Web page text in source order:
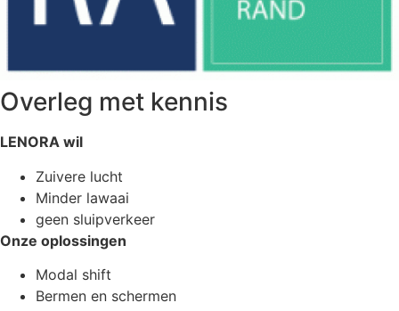
Overleg met kennis
LENORA wil
Zuivere lucht
Minder lawaai
geen sluipverkeer
Onze oplossingen
Modal shift
Bermen en schermen